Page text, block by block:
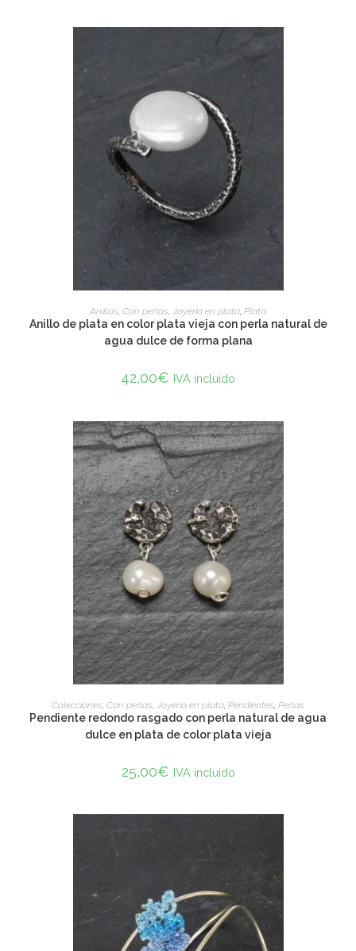
ADD TO CART
Anillos, Con perlas, Joyería en plata, Plata
Anillo de plata en color plata vieja con perla natural de
agua dulce de forma plana
42,00€ IVA incluido
ADD TO CART
Colecciones, Con perlas, Joyería en plata, Pendientes, Perlas
Pendiente redondo rasgado con perla natural de agua
dulce en plata de color plata vieja
25,00€ IVA incluido